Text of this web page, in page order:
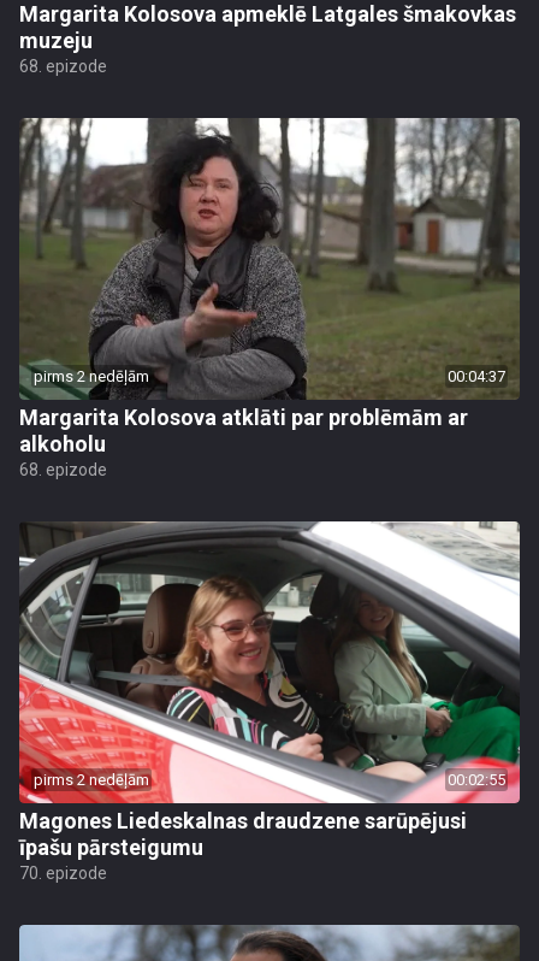
Margarita Kolosova apmeklē Latgales šmakovkas
muzeju
68. epizode
pirms 2 nedēļām 00:04:37
Margarita Kolosova atklāti par problēmām ar
alkoholu
68. epizode
pirms 2 nedēļām 00:02:55
Magones Liedeskalnas draudzene sarūpējusi
īpašu pārsteigumu
70. epizode